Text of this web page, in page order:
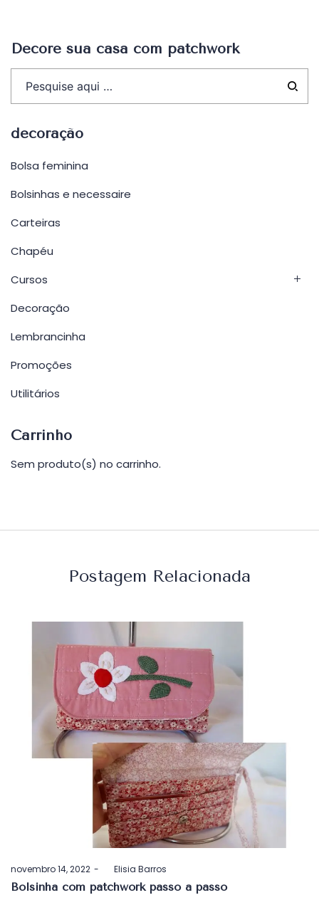
Decore sua casa com patchwork
decoração
Bolsa feminina
Bolsinhas e necessaire
Carteiras
Chapéu
Cursos
Decoração
Lembrancinha
Promoções
Utilitários
Carrinho
Sem produto(s) no carrinho.
Postagem Relacionada
Postado
em
novembro 14, 2022 byElisia Barros
Bolsinha com patchwork passo a passo